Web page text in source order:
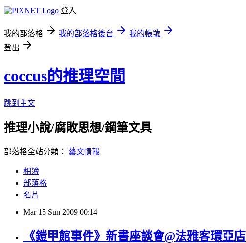
登入
我的部落格 我的部落格後台
我的帳號
登出
coccus的推理空間
跳到主文
推理小說/腐敗思想/鋼筆文具
部落格全站分類： 藝文情報
相簿
部落格
名片
Mar 15 Sun 2009 00:14
《鎧甲館事件》新書座談會@法雅客環亞店